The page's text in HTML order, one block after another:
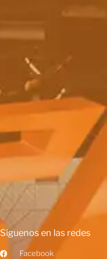
Siguenos en las redes
Facebook